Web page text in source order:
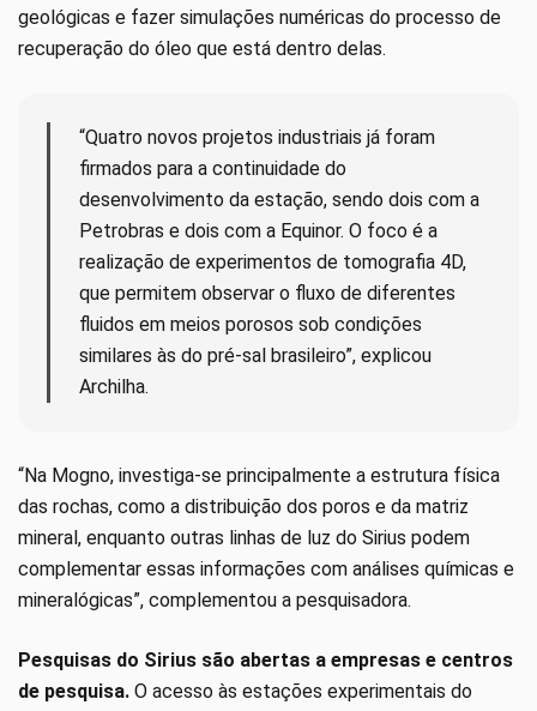
geológicas e fazer simulações numéricas do processo de
recuperação do óleo que está dentro delas.
“Quatro novos projetos industriais já foram
firmados para a continuidade do
desenvolvimento da estação, sendo dois com a
Petrobras e dois com a Equinor. O foco é a
realização de experimentos de tomografia 4D,
que permitem observar o fluxo de diferentes
fluidos em meios porosos sob condições
similares às do pré-sal brasileiro”, explicou
Archilha.
“Na Mogno, investiga-se principalmente a estrutura física
das rochas, como a distribuição dos poros e da matriz
mineral, enquanto outras linhas de luz do Sirius podem
complementar essas informações com análises químicas e
mineralógicas”, complementou a pesquisadora.
Pesquisas do Sirius são abertas a empresas e centros
de pesquisa. O acesso às estações experimentais do